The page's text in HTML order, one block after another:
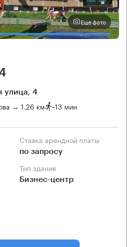
Еще фото
улица, 4
→ 1.26 км ~13 мин
Ставка арендной платы
по запросу
Тип здания
Бизнес-центр